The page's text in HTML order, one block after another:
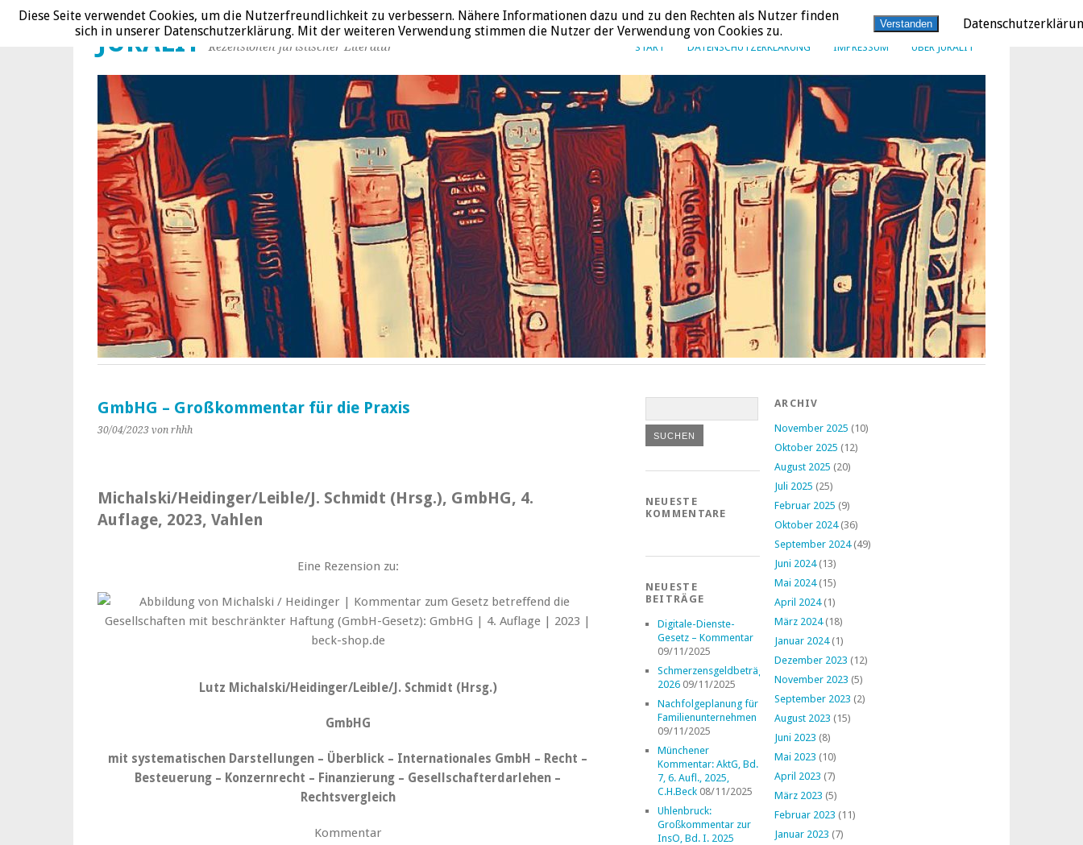
START DATENSCHUTZERKLÄRUNG IMPRESSUM ÜBER JURALIT
JURALIT Rezensionen juristischer Literatur
GmbHG – Großkommentar für die Praxis
30/04/2023 von rhhh
Michalski/Heidinger/Leible/J. Schmidt (Hrsg.), GmbHG, 4.
Auflage, 2023, Vahlen
Eine Rezension zu:
Lutz Michalski/Heidinger/Leible/J. Schmidt (Hrsg.)
GmbHG
mit systematischen Darstellungen – Überblick – Internationales GmbH – Recht –
Besteuerung – Konzernrecht – Finanzierung – Gesellschafterdarlehen –
Rechtsvergleich
Kommentar
NEUESTE
KOMMENTARE
NEUESTE
BEITRÄGE
Digitale-Dienste-
Gesetz – Kommentar
09/11/2025
Schmerzensgeldbeträge
2026 09/11/2025
Nachfolgeplanung für
Familienunternehmen
09/11/2025
Münchener
Kommentar: AktG, Bd.
7, 6. Aufl., 2025,
C.H.Beck 08/11/2025
Uhlenbruck:
Großkommentar zur
InsO, Bd. I. 2025
ARCHIV
November 2025 (10)
Oktober 2025 (12)
August 2025 (20)
Juli 2025 (25)
Februar 2025 (9)
Oktober 2024(36)
September 2024(49)
Juni 2024(13)
Mai 2024(15)
April 2024(1)
März 2024(18)
Januar 2024(1)
Dezember 2023 (12)
November 2023 (5)
September 2023 (2)
August 2023 (15)
Juni 2023 (8)
Mai 2023 (10)
April 2023 (7)
März 2023 (5)
Februar 2023 (11)
Januar 2023 (7)
Diese Seite verwendet Cookies, um die Nutzerfreundlichkeit zu verbessern. Nähere Informationen dazu und zu den Rechten als Nutzer finden
sich in unserer Datenschutzerklärung. Mit der weiteren Verwendung stimmen die Nutzer der Verwendung von Cookies zu.
Verstanden